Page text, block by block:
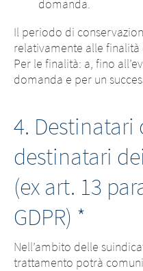
domanda.
Il periodo di
relativamente alle finalità
Per le finalità: a, fino
domanda e per un
4. Destinatari
destinatari
(ex art. 13
GDPR) *
Nell’ambito delle
trattamento potrà